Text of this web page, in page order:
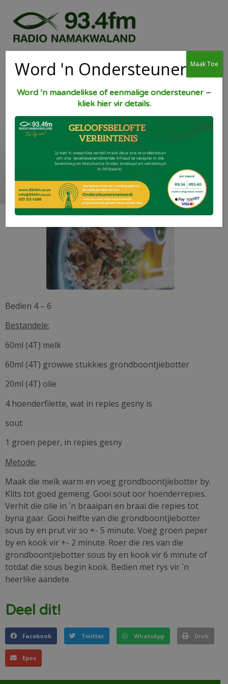
Hoender in
grondboontjiebotter
sous
Bedien 4 – 6
Bestandele:
60ml (4T) melk
60ml (4T) growwe stukkies grondboontjiebotter
20ml (4T) olie
4 hoenderfilette, wat in repies gesny is
sout
1 groen peper, in repies gesny
Metode:
Maak die melk warm en voeg grondboontjiebotter by.
Klits tot goed gemeng. Gooi sout oor hoenderrepies.
Verhit die olie in `n braaipan en braai die repies tot
byna gaar. Gooi helfte van die grondboontjiebotter
sous by en prut vir so +- 5 minute. Voeg groen peper
by en kook vir +- 2 minute. Roer die res van die
grondboontjiebotter sous by en kook vir 6 minute of
totdat die sous begin kook. Bedien met rys vir `n
heerlike aandete.
Deel dit!
Facebook Twitter WhatsApp Druk
Epos
Word 'n Ondersteuner
Word ‘n maandelikse of eenmalige ondersteuner –
kliek hier vir details.
Maak Toe